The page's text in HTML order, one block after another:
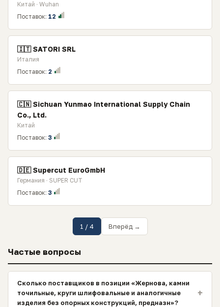
Китай · Wuhan
Поставок: 12
🇮🇹 SATORI SRL
Италия
Поставок: 2
🇨🇳 Sichuan Yunmao International Supply Chain
Co., Ltd.
Китай
Поставок: 3
🇩🇪 Supercut EuroGmbH
Германия · SUPER CUT
Поставок: 3
1 / 4 Вперёд →
Частые вопросы
Сколько поставщиков в позиции «Жернова, камни
точильные, круги шлифовальные и аналогичные
изделия без опорных конструкций, предназн»?
+